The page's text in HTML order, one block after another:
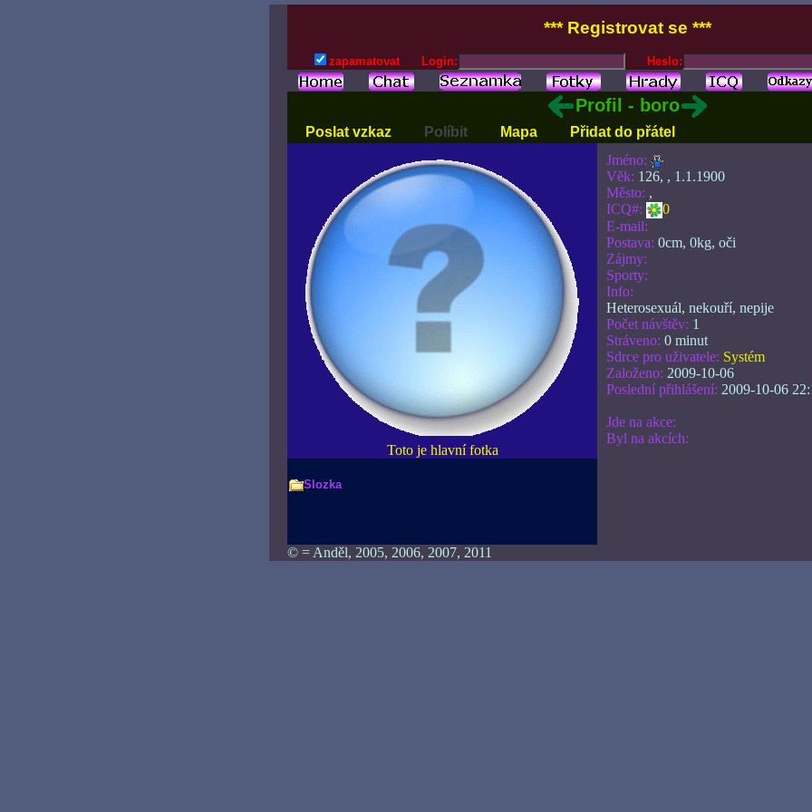
*** Registrovat se ***
zapamatovat Login: Heslo:
Profil - boro
Poslat vzkaz Políbit Mapa Přidat do přátel
Toto je hlavní fotka
Slozka
Jméno:
Věk: 126, , 1.1.1900
Město: ,
ICQ#:
0
E-mail:
Postava: 0cm, 0kg, oči
Zájmy:
Sporty:
Info:
Heterosexuál, nekouří, nepije
Počet návštěv: 1
Stráveno: 0 minut
Sdrce pro uživatele: Systém
Založeno: 2009-10-06
Poslední přihlášení: 2009-10-06
Jde na akce:
Byl na akcích:
© = Anděl, 2005, 2006, 2007, 2011